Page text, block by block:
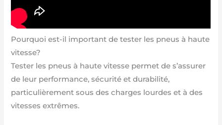
Pourquoi est-il important de tester les pneus à haute
vitesse?
Tester les pneus à haute vitesse permet de s’assurer
de leur performance, sécurité et durabilité,
particulièrement sous des charges lourdes et à des
vitesses extrêmes.